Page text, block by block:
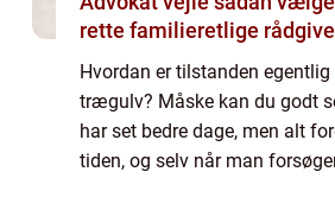
rette familieretlige
Hvordan er tilstanden
trægulv? Måske kan du godt
har set bedre dage, men alt
tiden, og selv når man